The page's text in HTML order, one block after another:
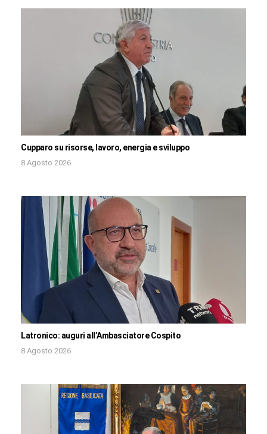
Cupparo su risorse, lavoro, energia e sviluppo
8 Agosto 2026
Latronico: auguri all’Ambasciatore Cospito
8 Agosto 2026